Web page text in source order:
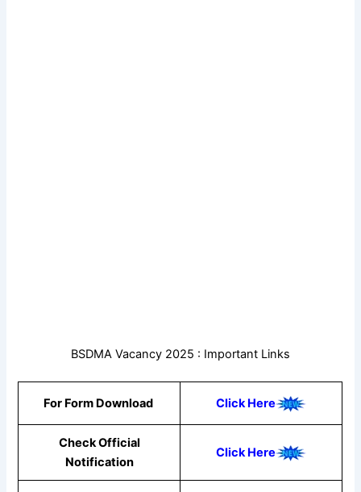
BSDMA Vacancy 2025 : Important Links
For Form Download Click Here
Check Official
Notification
Click Here